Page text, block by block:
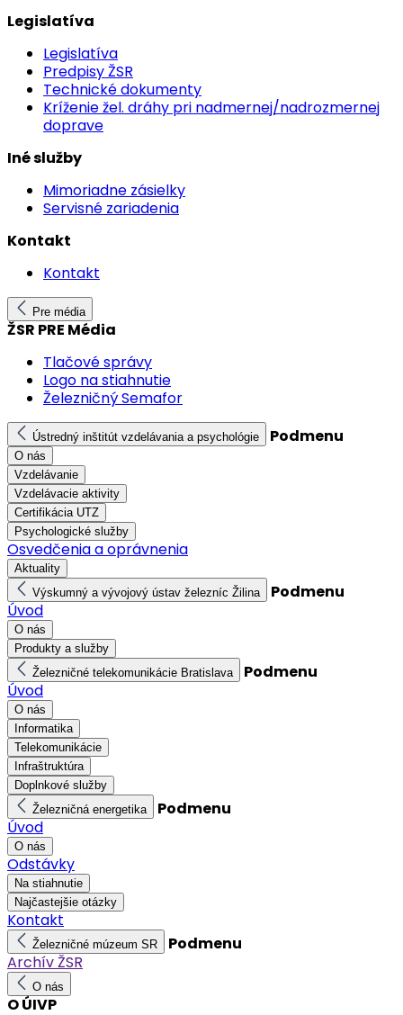
Legislatíva
Legislatíva
Predpisy ŽSR
Technické dokumenty
Kríženie žel. dráhy pri nadmernej/nadrozmernej
doprave
Iné služby
Mimoriadne zásielky
Servisné zariadenia
Kontakt
Kontakt
Pre média
ŽSR PRE Média
Tlačové správy
Logo na stiahnutie
Železničný Semafor
Ústredný inštitút vzdelávania a psychológie Podmenu
O nás
Vzdelávanie
Vzdelávacie aktivity
Certifikácia UTZ
Psychologické služby
Osvedčenia a oprávnenia
Aktuality
Výskumný a vývojový ústav železníc Žilina
Podmenu
Úvod
O nás
Produkty a služby
Železničné telekomunikácie Bratislava
Podmenu
Úvod
O nás
Informatika
Telekomunikácie
Infraštruktúra
Doplnkové služby
Železničná energetika
Podmenu
Úvod
O nás
Odstávky
Na stiahnutie
Najčastejšie otázky
Kontakt
Železničné múzeum SR
Podmenu
Archív ŽSR
O nás
O ÚIVP